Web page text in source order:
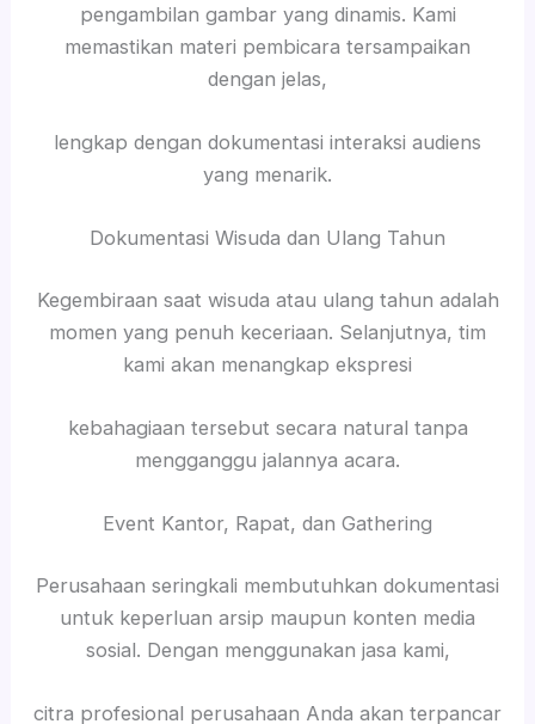
pengambilan gambar yang dinamis. Kami
memastikan materi pembicara tersampaikan
dengan jelas,
lengkap dengan dokumentasi interaksi audiens
yang menarik.
Dokumentasi Wisuda dan Ulang Tahun
Kegembiraan saat wisuda atau ulang tahun adalah
momen yang penuh keceriaan. Selanjutnya, tim
kami akan menangkap ekspresi
kebahagiaan tersebut secara natural tanpa
mengganggu jalannya acara.
Event Kantor, Rapat, dan Gathering
Perusahaan seringkali membutuhkan dokumentasi
untuk keperluan arsip maupun konten media
sosial. Dengan menggunakan jasa kami,
citra profesional perusahaan Anda akan terpancar